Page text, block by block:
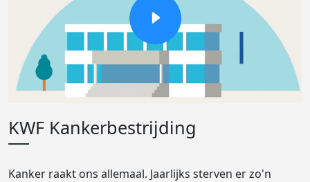
KWF Kankerbestrijding
Kanker raakt ons allemaal. Jaarlijks sterven er zo'n